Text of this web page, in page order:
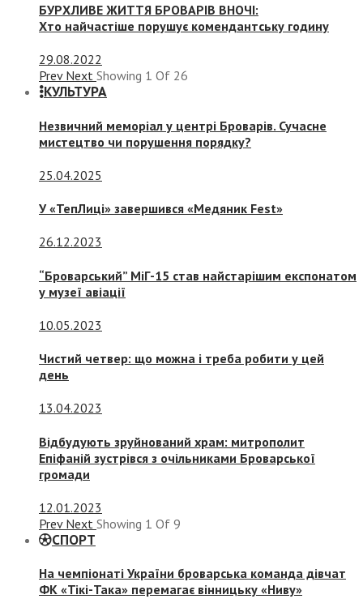
БУРХЛИВЕ ЖИТТЯ БРОВАРІВ ВНОЧІ:
Хто найчастіше порушує комендантську годину
29.08.2022
Prev Next Showing 1 Of 26
КУЛЬТУРА
Незвичний меморіал у центрі Броварів. Сучасне
мистецтво чи порушення порядку?
25.04.2025
У «ТепЛиці» завершився «Медяник Fest»
26.12.2023
“Броварський” МіГ-15 став найстарішим експонатом
у музеї авіації
10.05.2023
Чистий четвер: що можна і треба робити у цей
день
13.04.2023
Відбудують зруйнований храм: митрополит
Епіфаній зустрівся з очільниками Броварської
громади
12.01.2023
Prev Next Showing 1 Of 9
СПОРТ
На чемпіонаті України броварська команда дівчат
ФК «Тікі-Така» перемагає вінницьку «Ниву»